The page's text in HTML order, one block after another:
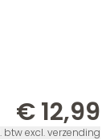
€ 12,99
btw excl. verzending